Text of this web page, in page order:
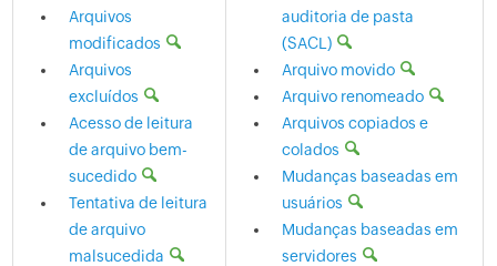
Arquivos
modificados
Arquivos
excluídos
Acesso de leitura
de arquivo bem-
sucedido
Tentativa de leitura
de arquivo
malsucedida
auditoria de pasta
(SACL)
Arquivo movido
Arquivo renomeado
Arquivos copiados e
colados
Mudanças baseadas em
usuários
Mudanças baseadas em
servidores